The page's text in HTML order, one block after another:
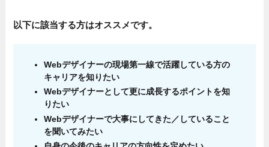
以下に該当する方はオススメです。
Webデザイナーの現場第一線で活躍している方の
キャリアを知りたい
Webデザイナーとして更に成長するポイントを知
りたい
Webデザイナーで大事にしてきた／していること
を聞いてみたい